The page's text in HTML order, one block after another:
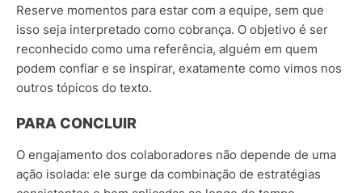
Reserve momentos para estar com a equipe, sem que
isso seja interpretado como cobrança. O objetivo é ser
reconhecido como uma referência, alguém em quem
podem confiar e se inspirar, exatamente como vimos nos
outros tópicos do texto.
PARA CONCLUIR
O engajamento dos colaboradores não depende de uma
ação isolada: ele surge da combinação de estratégias